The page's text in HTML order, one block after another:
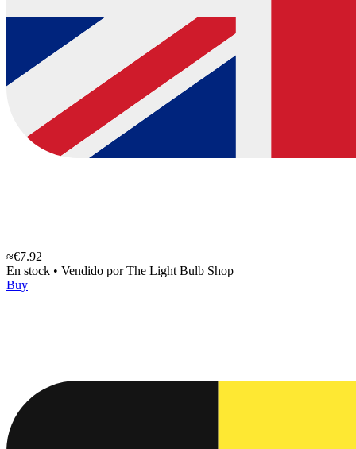
≈€7.92
En stock • Vendido porThe Light Bulb Shop
Buy